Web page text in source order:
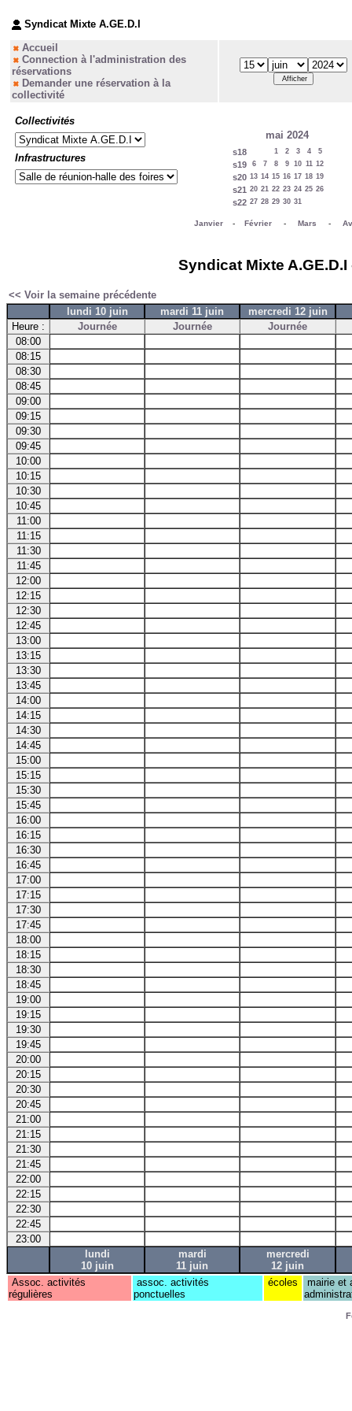
Syndicat Mixte A.GE.D.I
Accueil
Connection à l'administration des
réservations
Demander une réservation à la
collectivité
Collectivités
Infrastructures
mai 2024
s18 1 2 3 4 5
s19 6 7 8 9 10 11 12
s20 13 14 15 16 17 18 19
s21 20 21 22 23 24 25 26
s22 27 28 29 30 31
Janvier - Février - Mars -
Syndicat Mixte
<< Voir la semaine précédente
lundi 10 juin
mardi 11 juin
mercredi 12 juin
Heure :
Journée Journée
Journée
08:00
08:15
08:30
08:45
09:00
09:15
09:30
09:45
10:00
10:15
10:30
10:45
11:00
11:15
11:30
11:45
12:00
12:15
12:30
12:45
13:00
13:15
13:30
13:45
14:00
14:15
14:30
14:45
15:00
15:15
15:30
15:45
16:00
16:15
16:30
16:45
17:00
17:15
17:30
17:45
18:00
18:15
18:30
18:45
19:00
19:15
19:30
19:45
20:00
20:15
20:30
20:45
21:00
21:15
21:30
21:45
22:00
22:15
22:30
22:45
23:00
lundi
10 juin
mardi
11 juin
mercredi
12 juin
Assoc. activités
régulières
assoc. activités
ponctuelles
écoles
mairie et